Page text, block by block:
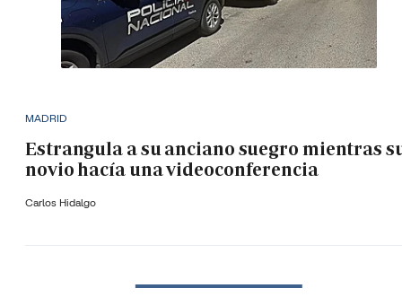
MADRID
Estrangula a su anciano suegro mientras
novio hacía una videoconferencia
Carlos Hidalgo